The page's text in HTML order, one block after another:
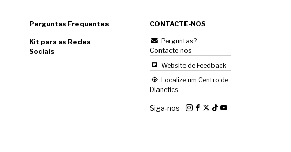
Perguntas Frequentes
Kit para as Redes
Sociais
CONTACTE‑NOS
Perguntas?
Contacte‑nos
Website de Feedback
Localize um Centro de
Dianetics
Siga‑nos